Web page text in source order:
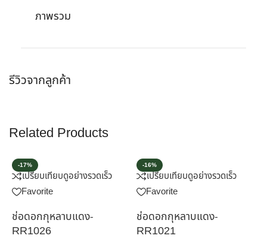
ภาพรวม
รีวิวจากลูกค้า
Related Products
-17%
เปรียบเทียบดูอย่างรวดเร็ว
Favorite
ช่อดอกกุหลาบแดง-
RR1026
-16%
เปรียบเทียบดูอย่างรวดเร็ว
Favorite
ช่อดอกกุหลาบแดง-
RR1021